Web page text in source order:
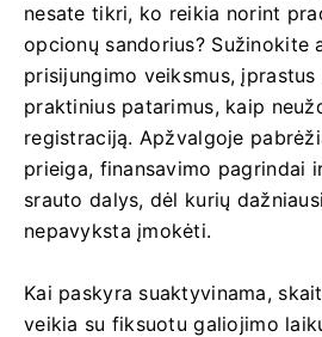
nesate tikri, ko reikia norint
opcionų sandorius? Sužinokite
prisijungimo veiksmus,
praktinius patarimus, kaip
registraciją. Apžvalgoje
prieiga, finansavimo pagrindai
srauto dalys, dėl kurių
nepavyksta įmokėti.
Kai paskyra suaktyvinama,
veikia su fiksuotu galiojimo